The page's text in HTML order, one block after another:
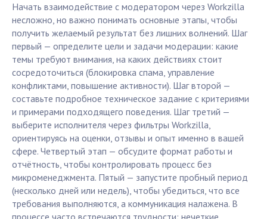
Начать взаимодействие с модератором через Workzilla
несложно, но важно понимать основные этапы, чтобы
получить желаемый результат без лишних волнений. Шаг
первый — определите цели и задачи модерации: какие
темы требуют внимания, на каких действиях стоит
сосредоточиться (блокировка спама, управление
конфликтами, повышение активности). Шаг второй —
составьте подробное техническое задание с критериями
и примерами подходящего поведения. Шаг третий —
выберите исполнителя через фильтры Workzilla,
ориентируясь на оценки, отзывы и опыт именно в вашей
сфере. Четвертый этап — обсудите формат работы и
отчётность, чтобы контролировать процесс без
микроменеджмента. Пятый — запустите пробный период
(несколько дней или недель), чтобы убедиться, что все
требования выполняются, а коммуникация налажена. В